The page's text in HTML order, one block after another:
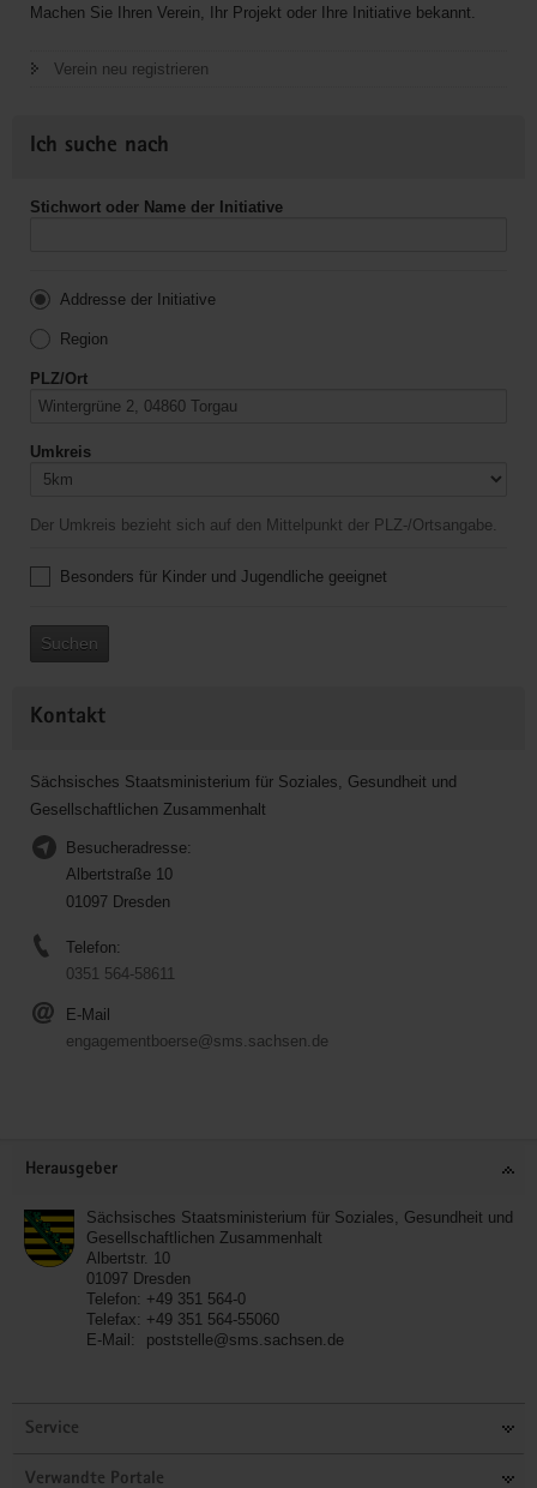
Machen Sie Ihren Verein, Ihr Projekt oder Ihre Initiative bekannt.
Verein neu registrieren
Ich suche nach
Stichwort oder Name der Initiative
Addresse der Initiative
Region
PLZ/Ort
Umkreis
Der Umkreis bezieht sich auf den Mittelpunkt der PLZ-/Ortsangabe.
Besonders für Kinder und Jugendliche geeignet
Suchen
Kontakt
Sächsisches Staatsministerium für Soziales, Gesundheit und
Gesellschaftlichen Zusammenhalt
Besucheradresse:
Albertstraße 10
01097 Dresden
Telefon:
0351 564-58611
E-Mail
engagementboerse@sms.sachsen.de
Herausgeber
Sächsisches Staatsministerium für Soziales, Gesundheit und
Gesellschaftlichen Zusammenhalt
Albertstr. 10
01097 Dresden
Telefon: +49 351 564-0
Telefax: +49 351 564-55060
E-Mail:
poststelle@sms.sachsen.de
Service
Verwandte Portale